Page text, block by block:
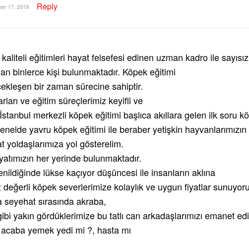
17, 2019 Reply
eğitimleri hayat felsefesi edinen uzman kadro ile sayısız
binlerce kişi bulunmaktadır. Köpek eğitimi
bir zaman sürecine sahiptir.
ve eğitim süreçlerimiz keyifli ve
merkezli köpek eğitimi başlıca akıllara gelen ilk soru
yavru köpek eğitimi ile beraber yetişkin
yol gösterelim.
her yerinde bulunmaktadır.
lükse kaçıyor düşüncesi ile insanların aklına
değerli köpek severlerimize kolaylık ve uygun fiyatlar
seyehat sırasında akraba,
yakın gördüklerimize bu tatlı can arkadaşlarımızı emanet
yemek yedi mi ?, hasta mı